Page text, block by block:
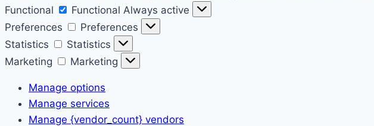
Functional
Functional Always active
Preferences
Preferences
Statistics
Statistics
Marketing
Marketing
Manage options
Manage services
Manage {vendor_count} vendors